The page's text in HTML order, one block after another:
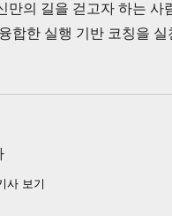
만의 길을 걷고자 하는 사
합한 실행 기반 코칭을 실
사 보기